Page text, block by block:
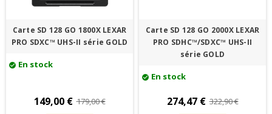
Carte SD 128 GO 1800X LEXAR
PRO SDXC™ UHS-II série GOLD
check_circle En stock
149,00 € 179,00 €
Carte SD 128 GO 2000X LEXAR
PRO SDHC™/SDXC™ UHS-II
série GOLD
check_circle En stock
274,47 € 322,90 €